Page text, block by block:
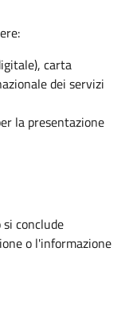
carta
dei servizi
la presentazione
conclude
o l'informazione